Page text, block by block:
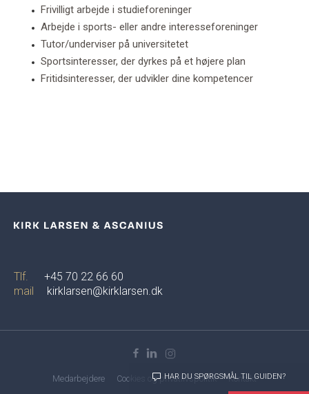
HAR DU SPØRGSMÅL TIL GUIDEN?
Frivilligt arbejde i studieforeninger
Arbejde i sports- eller andre interesseforeninger
Tutor/underviser på universitetet
Sportsinteresser, der dyrkes på et højere plan
Fritidsinteresser, der udvikler dine kompetencer
Tlf.
+45 70 22 66 60
mail
kirklarsen@kirklarsen.dk
Medarbejdere Cookies og privatlivspolitik Kontakt